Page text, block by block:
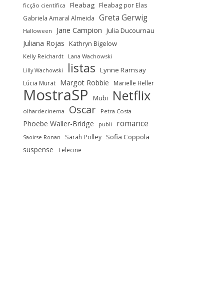
ficção científica Fleabag Fleabag por Elas
Gabriela Amaral Almeida Greta Gerwig
Halloween Jane Campion Julia Ducournau
Juliana Rojas Kathryn Bigelow
Kelly Reichardt Lana Wachowski
Lilly Wachowski listas Lynne Ramsay
Lúcia Murat Margot Robbie Marielle Heller
MostraSP Mubi Netflix
olhardecinema Oscar Petra Costa
Phoebe Waller-Bridge publi romance
Saoirse Ronan Sarah Polley Sofia Coppola
suspense Telecine